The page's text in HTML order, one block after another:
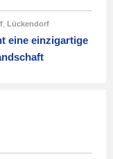
Lückendorf
eine einzigartige